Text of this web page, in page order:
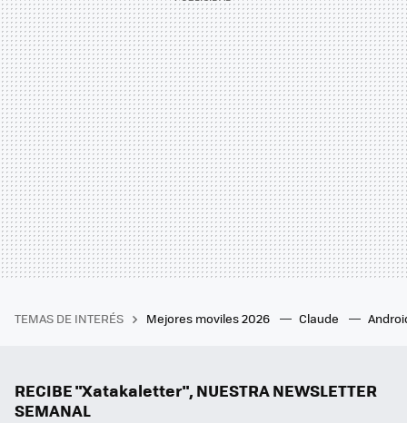
TEMAS DE INTERÉS Mejores moviles 2026 Claude
RECIBE "Xatakaletter", NUESTRA NEWSLETTER
SEMANAL